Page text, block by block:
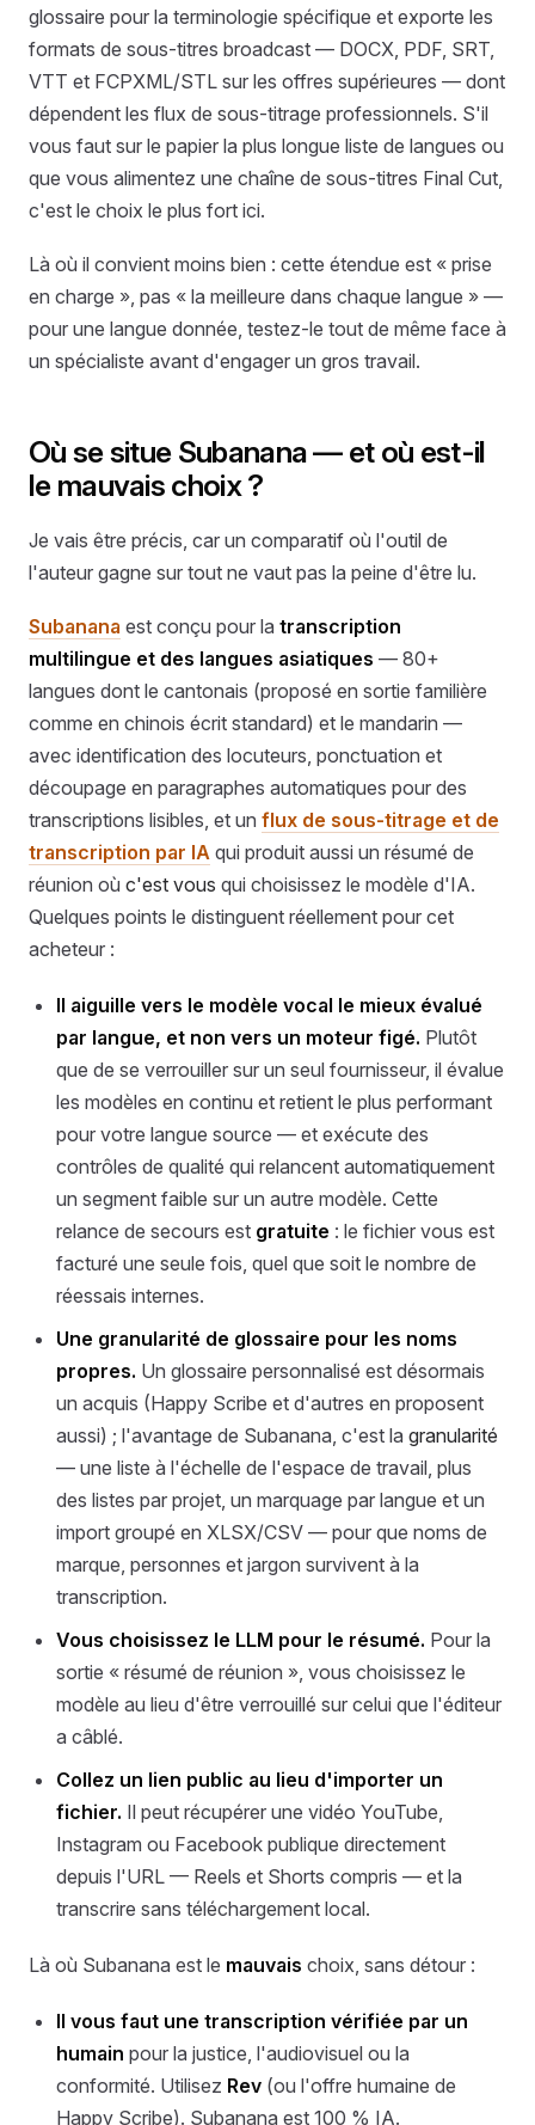
glossaire pour la terminologie spécifique et exporte les
formats de sous-titres broadcast — DOCX, PDF, SRT,
VTT et FCPXML/STL sur les offres supérieures — dont
dépendent les flux de sous-titrage professionnels. S'il
vous faut sur le papier la plus longue liste de langues ou
que vous alimentez une chaîne de sous-titres Final Cut,
c'est le choix le plus fort ici.
Là où il convient moins bien : cette étendue est « prise
en charge », pas « la meilleure dans chaque langue » —
pour une langue donnée, testez-le tout de même face à
un spécialiste avant d'engager un gros travail.
Où se situe Subanana — et où est-il
le mauvais choix ?
Je vais être précis, car un comparatif où l'outil de
l'auteur gagne sur tout ne vaut pas la peine d'être lu.
Subanana est conçu pour la transcription
multilingue et des langues asiatiques — 80+
langues dont le cantonais (proposé en sortie familière
comme en chinois écrit standard) et le mandarin —
avec identification des locuteurs, ponctuation et
découpage en paragraphes automatiques pour des
transcriptions lisibles, et un flux de sous-titrage et de
transcription par IA qui produit aussi un résumé de
réunion où c'est vous qui choisissez le modèle d'IA.
Quelques points le distinguent réellement pour cet
acheteur :
Il aiguille vers le modèle vocal le mieux évalué
par langue, et non vers un moteur figé. Plutôt
que de se verrouiller sur un seul fournisseur, il évalue
les modèles en continu et retient le plus performant
pour votre langue source — et exécute des
contrôles de qualité qui relancent automatiquement
un segment faible sur un autre modèle. Cette
relance de secours est gratuite : le fichier vous est
facturé une seule fois, quel que soit le nombre de
réessais internes.
Une granularité de glossaire pour les noms
propres. Un glossaire personnalisé est désormais
un acquis (Happy Scribe et d'autres en proposent
aussi) ; l'avantage de Subanana, c'est lagranularité
— une liste à l'échelle de l'espace de travail, plus
des listes par projet, un marquage par langue et un
import groupé en XLSX/CSV — pour que noms de
marque, personnes et jargon survivent à la
transcription.
Vous choisissez le LLM pour le résumé. Pour la
sortie « résumé de réunion », vous choisissez le
modèle au lieu d'être verrouillé sur celui que l'éditeur
a câblé.
Collez un lien public au lieu d'importer un
fichier. Il peut récupérer une vidéo YouTube,
Instagram ou Facebook publique directement
depuis l'URL — Reels et Shorts compris — et la
transcrire sans téléchargement local.
Là où Subanana est le mauvais choix, sans détour :
Il vous faut une transcription vérifiée par un
humain pour la justice, l'audiovisuel ou la
conformité. Utilisez Rev (ou l'offre humaine de
Happy Scribe). Subanana est 100 % IA.